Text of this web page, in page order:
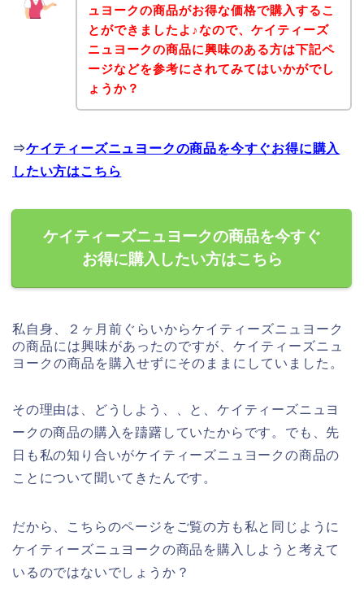
ュヨークの商品がお得な価格で購入するこ
とができましたよ♪なので、ケイティーズ
ニュヨークの商品に興味のある方は下記ペ
ージなどを参考にされてみてはいかがでし
ょうか？
⇒ケイティーズニュヨークの商品を今すぐお得に購入
したい方はこちら
ケイティーズニュヨークの商品を今すぐ
お得に購入したい方はこちら
私自身、２ヶ月前ぐらいからケイティーズニュヨーク
の商品には興味があったのですが、ケイティーズニュ
ヨークの商品を購入せずにそのままにしていました。
その理由は、どうしよう、、と、ケイティーズニュヨ
ークの商品の購入を躊躇していたからです。でも、先
日も私の知り合いがケイティーズニュヨークの商品の
ことについて聞いてきたんです。
だから、こちらのページをご覧の方も私と同じように
ケイティーズニュヨークの商品を購入しようと考えて
いるのではないでしょうか？